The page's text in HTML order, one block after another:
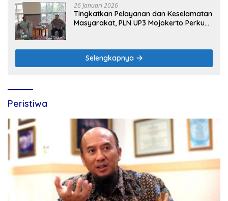
26 Januari 2026
Tingkatkan Pelayanan dan Keselamatan
Masyarakat, PLN UP3 Mojokerto Perkuat
Selengkapnya
Peristiwa